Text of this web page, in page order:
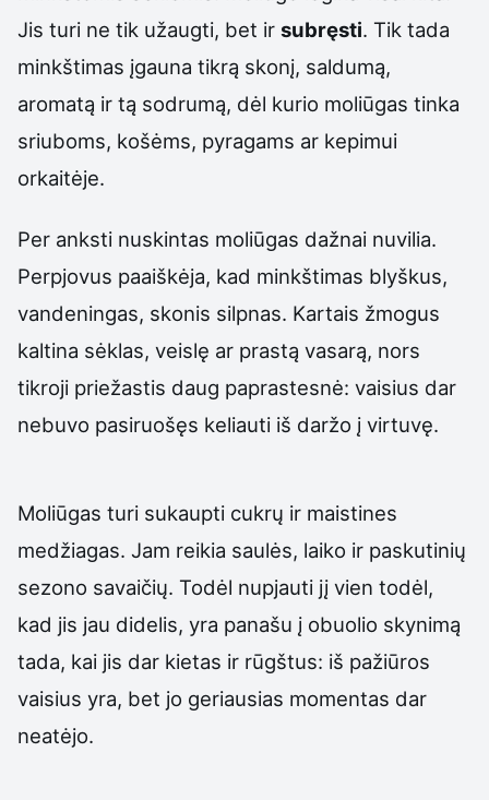
Jis turi ne tik užaugti, bet ir subręsti. Tik tada
minkštimas įgauna tikrą skonį, saldumą,
aromatą ir tą sodrumą, dėl kurio moliūgas tinka
sriuboms, košėms, pyragams ar kepimui
orkaitėje.
Per anksti nuskintas moliūgas dažnai nuvilia.
Perpjovus paaiškėja, kad minkštimas blyškus,
vandeningas, skonis silpnas. Kartais žmogus
kaltina sėklas, veislę ar prastą vasarą, nors
tikroji priežastis daug paprastesnė: vaisius dar
nebuvo pasiruošęs keliauti iš daržo į virtuvę.
Moliūgas turi sukaupti cukrų ir maistines
medžiagas. Jam reikia saulės, laiko ir paskutinių
sezono savaičių. Todėl nupjauti jį vien todėl,
kad jis jau didelis, yra panašu į obuolio skynimą
tada, kai jis dar kietas ir rūgštus: iš pažiūros
vaisius yra, bet jo geriausias momentas dar
neatėjo.